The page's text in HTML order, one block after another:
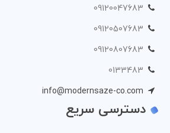
09120047683
09120507683
09120807683
0133483
info@modernsaze-co.com
دسترسی سریع